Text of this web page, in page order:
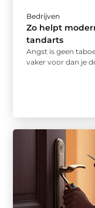
Bedrijven
Zo helpt
tandarts
Angst is geen
vaker voor dan je